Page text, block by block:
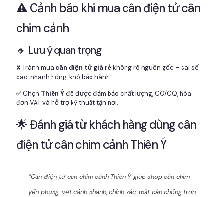
⚠️ Cảnh báo khi mua cân điện tử cân
chim cảnh
🔸 Lưu ý quan trọng
❌ Tránh mua cân điện tử giá rẻkhông rõ nguồn gốc – sai số
cao, nhanh hỏng, khó bảo hành.
✅ Chọn Thiên Ýđể được đảm bảo chất lượng, CO/CQ, hóa
đơn VAT và hỗ trợ kỹ thuật tận nơi.
🌟 Đánh giá từ khách hàng dùng cân
điện tử cân chim cảnh Thiên Ý
“Cân điện tử cân chim cảnh Thiên Ý giúp shop cân chim
yến phụng, vẹt cảnh nhanh, chính xác, mặt cân chống trơn,